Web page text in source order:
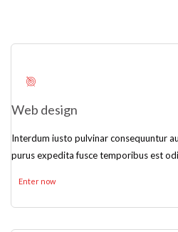
Web design
Interdum iusto pulvinar consequuntur
purus expedita fusce temporibus est
Enter now